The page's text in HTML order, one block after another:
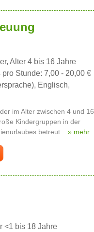
Alter 4 bis 16 Jahre
Stunde: 7,00 - 20,00 €
Englisch,
im Alter zwischen 4 und 16
Kindergruppen in der
betreut... » mehr
<1 bis 18 Jahre